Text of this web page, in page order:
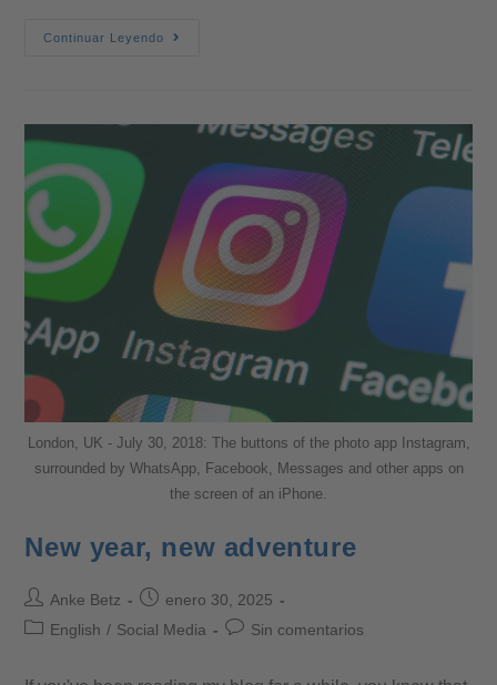
Continuar Leyendo
London, UK - July 30, 2018: The buttons of the photo app Instagram,
surrounded by WhatsApp, Facebook, Messages and other apps on
the screen of an iPhone.
New year, new adventure
Anke Betz
enero 30, 2025
English / Social Media Sin comentarios